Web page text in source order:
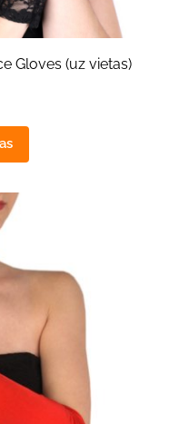
Gloves (uz vietas)